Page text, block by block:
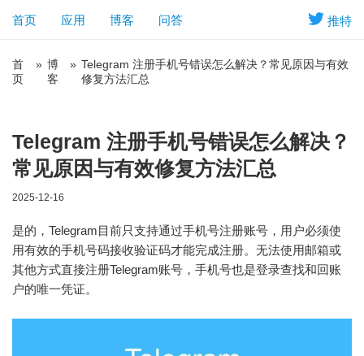
推特
首页 应用 博客 问答
首
页
» 博
客
» Telegram 注册手机号错误怎么解决？常见原因与有效
修复方法汇总
Telegram 注册手机号错误怎么解决？
常见原因与有效修复方法汇总
2025-12-16
是的，Telegram目前只支持通过手机号注册账号，用户必须使
用有效的手机号码接收验证码才能完成注册。无法使用邮箱或
其他方式直接注册Telegram账号，手机号也是登录查找和回账
户的唯一凭证。